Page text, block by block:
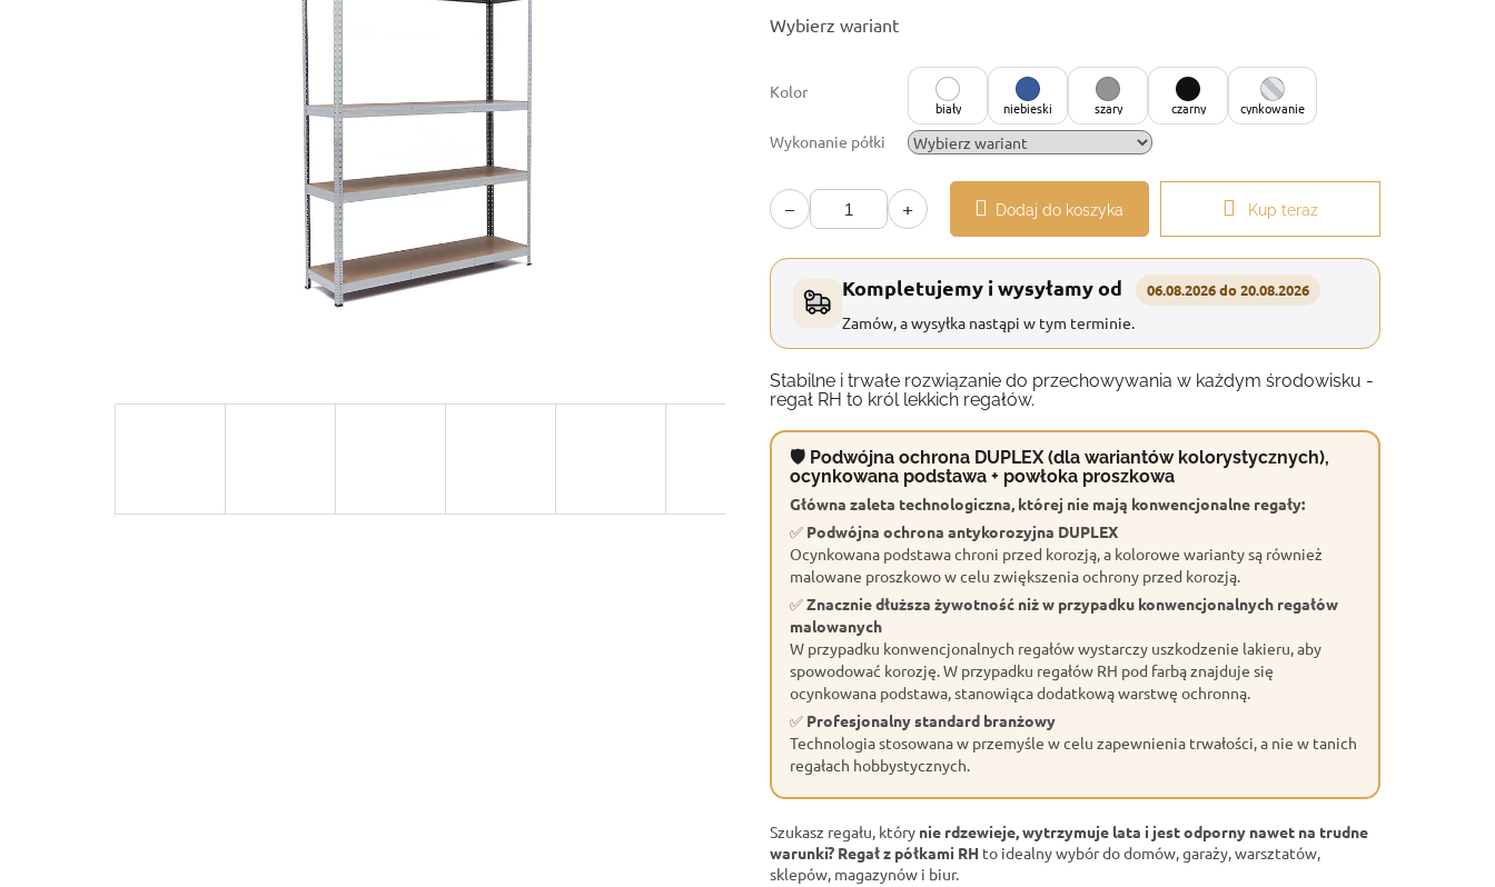
jednostkowa:
Wybierz wariant
Kolor
biały niebieski szary czarny cynkowanie
Wykonanie półki
− + Dodaj do koszyka Kup teraz
Kompletujemy i wysyłamy od 06.08.2026 do 20.08.2026
Zamów, a wysyłka nastąpi w tym terminie.
Stabilne i trwałe rozwiązanie do przechowywania w każdym środowisku -
regał RH to król lekkich regałów.
🛡 Podwójna ochrona DUPLEX (dla wariantów kolorystycznych),
ocynkowana podstawa + powłoka proszkowa
Główna zaleta technologiczna, której nie mają konwencjonalne regały:
✅ Podwójna ochrona antykorozyjna DUPLEX
Ocynkowana podstawa chroni przed korozją, a kolorowe warianty są również
malowane proszkowo w celu zwiększenia ochrony przed korozją.
✅Znacznie dłuższa żywotność niż w przypadku konwencjonalnych regałów
malowanych
W przypadku konwencjonalnych regałów wystarczy uszkodzenie lakieru, aby
spowodować korozję. W przypadku regałów RH pod farbą znajduje się
ocynkowana podstawa, stanowiąca dodatkową warstwę ochronną.
✅ Profesjonalny standard branżowy
Technologia stosowana w przemyśle w celu zapewnienia trwałości, a nie w tanich
regałach hobbystycznych.
Szukasz regału, który nie rdzewieje, wytrzymuje lata i jest odporny nawet na trudne
warunki? Regał z półkami RH to idealny wybór do domów, garaży, warsztatów,
sklepów, magazynów i biur.